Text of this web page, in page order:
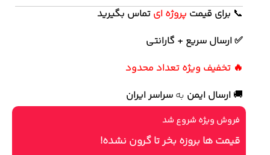
📞 برای قیمت پروژه ای تماس بگیرید
✅ ارسال سریع + گارانتی
🔥 تخفیف ویژه تعداد محدود
🚚 ارسال ایمن به سراسر ایران
فروش ویژه شروع شد
قیمت ها بروزه بخر تا گرون نشده!